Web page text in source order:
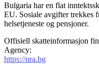
Bulgaria har en flat
EU. Sosiale avgifter trekkes
helsetjeneste og pensjoner.
Offisiell skatteinformasjon
Agency:
https://nra.bg